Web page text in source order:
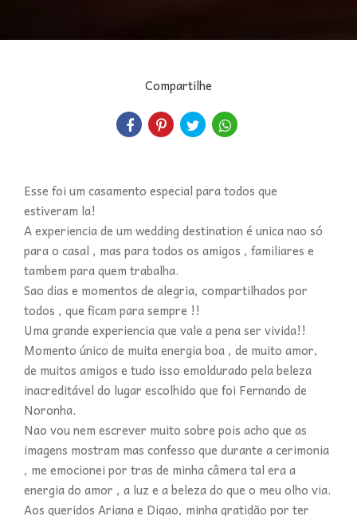
Compartilhe
Esse foi um casamento especial para todos que
estiveram la!
A experiencia de um wedding destination é unica nao só
para o casal , mas para todos os amigos , familiares e
tambem para quem trabalha.
Sao dias e momentos de alegria, compartilhados por
todos , que ficam para sempre !!
Uma grande experiencia que vale a pena ser vivida!!
Momento único de muita energia boa , de muito amor,
de muitos amigos e tudo isso emoldurado pela beleza
inacreditável do lugar escolhido que foi Fernando de
Noronha.
Nao vou nem escrever muito sobre pois acho que as
imagens mostram mas confesso que durante a cerimonia
, me emocionei por tras de minha câmera tal era a
energia do amor , a luz e a beleza do que o meu olho via.
Aos queridos Ariana e Digao, minha gratidão por ter